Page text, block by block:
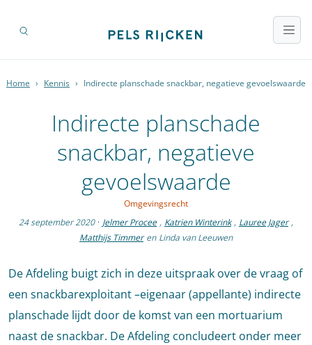
Home › Kennis › Indirecte planschade snackbar, negatieve gevoelswaarde
Indirecte planschade
snackbar, negatieve
gevoelswaarde
Omgevingsrecht
24 september 2020 · Jelmer Procee , Katrien Winterink , Lauree Jager ,
Matthijs Timmer en Linda van Leeuwen
De Afdeling buigt zich in deze uitspraak over de vraag of
een snackbarexploitant –eigenaar (appellante) indirecte
planschade lijdt door de komst van een mortuarium
naast de snackbar. De Afdeling concludeert onder meer